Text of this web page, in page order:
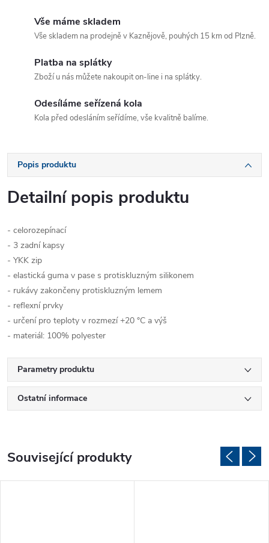
Vše máme skladem
Vše skladem na prodejně v Kaznějově, pouhých 15 km od Plzně.
Platba na splátky
Zboží u nás můžete nakoupit on-line i na splátky.
Odesíláme seřízená kola
Kola před odesláním seřídíme, vše kvalitně balíme.
Popis produktu
Detailní popis produktu
- celorozepínací
- 3 zadní kapsy
- YKK zip
- elastická guma v pase s protiskluzným silikonem
- rukávy zakončeny protiskluzným lemem
- reflexní prvky
- určení pro teploty v rozmezí +20 °C a výš
- materiál: 100% polyester
Parametry produktu
Ostatní informace
Související produkty